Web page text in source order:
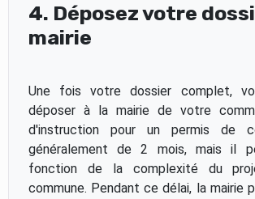
4. Déposez votre
mairie
Une fois votre dossier complet,
déposer à la mairie de votre
d'instruction pour un permis de
généralement de 2 mois, mais il
fonction de la complexité du
commune. Pendant ce délai, la mairie